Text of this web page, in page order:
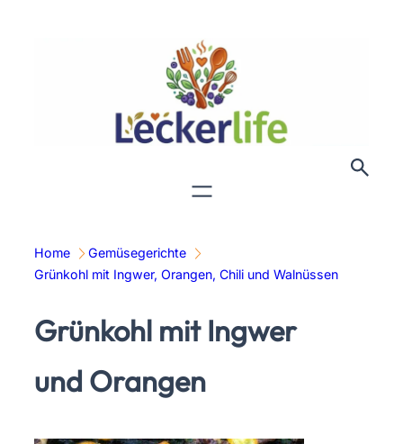
Home
Gemüsegerichte
Grünkohl mit Ingwer, Orangen, Chili und Walnüssen
Grünkohl mit Ingwer
und Orangen